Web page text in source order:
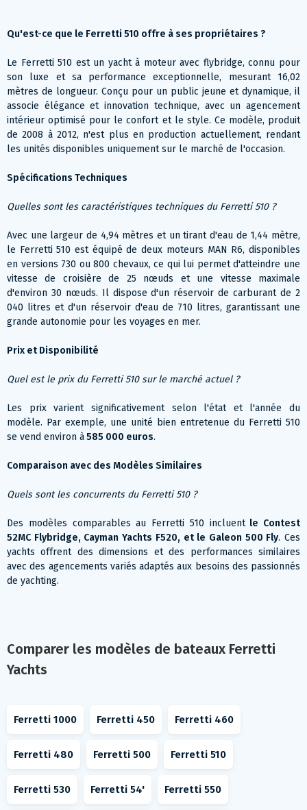
Qu'est-ce que le Ferretti 510 offre à ses propriétaires ?
Le Ferretti 510 est un yacht à moteur avec flybridge, connu pour
son luxe et sa performance exceptionnelle, mesurant 16,02
mètres de longueur. Conçu pour un public jeune et dynamique, il
associe élégance et innovation technique, avec un agencement
intérieur optimisé pour le confort et le style. Ce modèle, produit
de 2008 à 2012, n'est plus en production actuellement, rendant
les unités disponibles uniquement sur le marché de l'occasion.
Spécifications Techniques
Quelles sont les caractéristiques techniques du Ferretti 510 ?
Avec une largeur de 4,94 mètres et un tirant d'eau de 1,44 mètre,
le Ferretti 510 est équipé de deux moteurs MAN R6, disponibles
en versions 730 ou 800 chevaux, ce qui lui permet d'atteindre une
vitesse de croisière de 25 nœuds et une vitesse maximale
d'environ 30 nœuds. Il dispose d'un réservoir de carburant de 2
040 litres et d'un réservoir d'eau de 710 litres, garantissant une
grande autonomie pour les voyages en mer​.
Prix et Disponibilité
Quel est le prix du Ferretti 510 sur le marché actuel ?
Les prix varient significativement selon l'état et l'année du
modèle. Par exemple, une unité bien entretenue du Ferretti 510
se vend environ à585 000 euros.
Comparaison avec des Modèles Similaires
Quels sont les concurrents du Ferretti 510 ?
Des modèles comparables au Ferretti 510 incluentle Contest
52MC Flybridge, Cayman Yachts F520, et le Galeon 500 Fly. Ces
yachts offrent des dimensions et des performances similaires
avec des agencements variés adaptés aux besoins des passionnés
de yachting.
Comparer les modèles de bateaux Ferretti
Yachts
Ferretti 1000 Ferretti 450 Ferretti 460
Ferretti 480 Ferretti 500 Ferretti 510
Ferretti 530 Ferretti 54' Ferretti 550